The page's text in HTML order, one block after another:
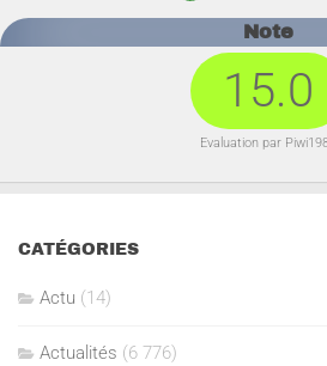
Note
15.0
Evaluation par
CATÉGORIES
Actu (14)
Actualités (6 776)